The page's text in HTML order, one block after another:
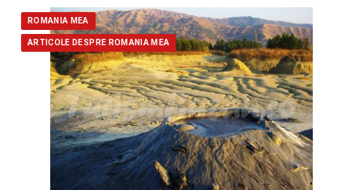
ROMANIA MEA
ARTICOLE DESPRE ROMANIA MEA